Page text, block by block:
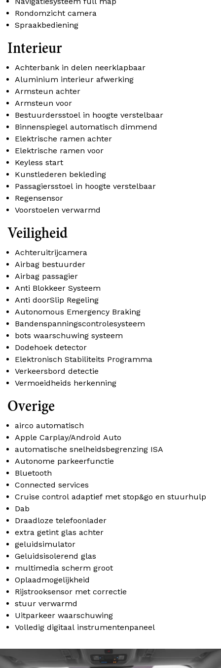
Rondomzicht camera
Spraakbediening
Interieur
Achterbank in delen neerklapbaar
Aluminium interieur afwerking
Armsteun achter
Armsteun voor
Bestuurdersstoel in hoogte verstelbaar
Binnenspiegel automatisch dimmend
Elektrische ramen achter
Elektrische ramen voor
Keyless start
Kunstlederen bekleding
Passagiersstoel in hoogte verstelbaar
Regensensor
Voorstoelen verwarmd
Veiligheid
Achteruitrijcamera
Airbag bestuurder
Airbag passagier
Anti Blokkeer Systeem
Anti doorSlip Regeling
Autonomous Emergency Braking
Bandenspanningscontrolesysteem
bots waarschuwing systeem
Dodehoek detector
Elektronisch Stabiliteits Programma
Verkeersbord detectie
Vermoeidheids herkenning
Overige
airco automatisch
Apple Carplay/Android Auto
automatische snelheidsbegrenzing ISA
Autonome parkeerfunctie
Bluetooth
Connected services
Cruise control adaptief met stop&go en stuurhulp
Dab
Draadloze telefoonlader
extra getint glas achter
geluidsimulator
Geluidsisolerend glas
multimedia scherm groot
Oplaadmogelijkheid
Rijstrooksensor met correctie
stuur verwarmd
Uitparkeer waarschuwing
Volledig digitaal instrumentenpaneel